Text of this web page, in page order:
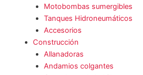
Motobombas sumergibles
Tanques Hidroneumáticos
Accesorios
Construcción
Allanadoras
Andamios colgantes